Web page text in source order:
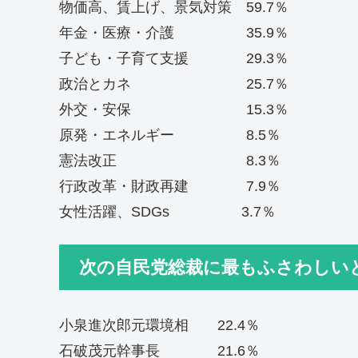
物価高、賃上げ、景気対策 59.7％
年金・医療・介護 35.9％
子ども・子育て支援 29.3％
政治とカネ 25.7％
外交・安保 15.3％
原発・エネルギー 8.5％
憲法改正 8.3％
行政改革・財政再建 7.9％
女性活躍、SDGs 3.7％
次の自民党総裁に最もふさわしい
小泉進次郎元環境相 22.4％
石破茂元幹事長 21.6％